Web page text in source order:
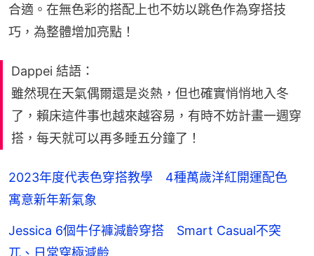
合適。在無色彩的搭配上也不妨以跳色作為穿搭技
巧，為整體增加亮點！
Dappei 結語：
雖然現在天氣偶爾還是炎熱，但也確實悄悄地入冬
了，賴床這件事也越來越容易，有時不妨計畫一週穿
搭，每天就可以再多睡五分鐘了！
2023年度代表色穿搭教學 4種萬歲洋紅開運配色
寓意新年新氣象
Jessica 6個牛仔褲減齡穿搭 Smart Casual不突
兀、日常穿極減齡